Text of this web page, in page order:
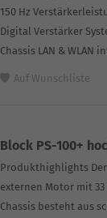
150 Hz
Digital Verstärker
Chassis LAN & WLAN
Auf Wunschliste
Block PS-100+
Produkthighlights Der
externen Motor mit
Chassis besteht aus